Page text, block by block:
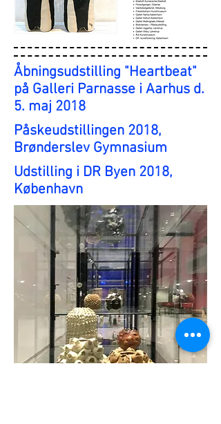
Åbningsudstilling "Heartbeat"
på Galleri Parnasse i Aarhus d.
5. maj 2018
Påskeudstillingen 2018,
Brønderslev Gymnasium
Udstilling i DR Byen 2018,
København